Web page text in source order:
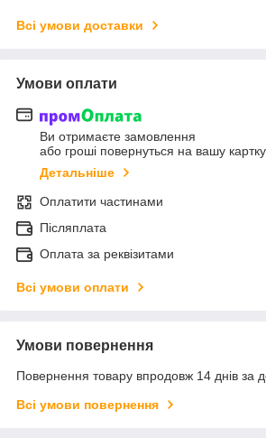
Всі умови доставки
Умови оплати
Ви отримаєте замовлення
або гроші повернуться на вашу картку
Детальніше
Оплатити частинами
Післяплата
Оплата за реквізитами
Всі умови оплати
Умови повернення
Повернення товару впродовж 14 днів за
Всі умови повернення